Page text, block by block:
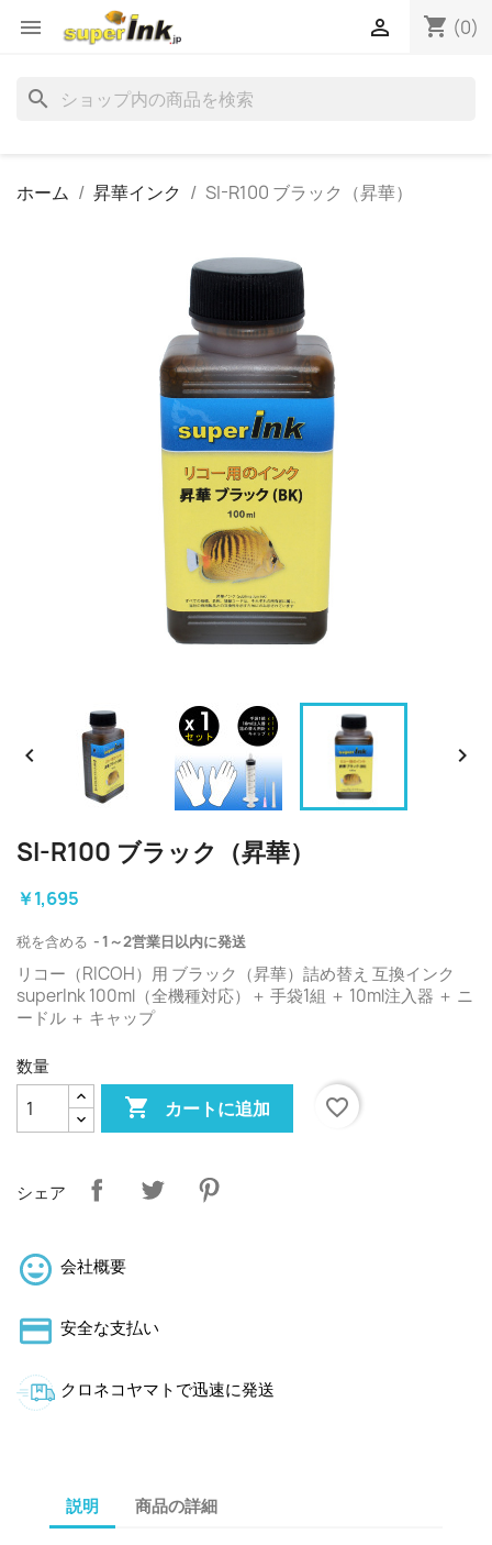
 shopping_cart (0)

search
ホーム 昇華インク SI-R100 ブラック（昇華）
 
SI-R100 ブラック（昇華）
￥1,695
税を含める 1～2営業日以内に発送
リコー（RICOH）用 ブラック（昇華）詰め替え 互換インク
superInk 100ml（全機種対応）＋ 手袋1組 ＋ 10ml注入器 ＋ ニ
ードル ＋ キャップ
数量
 カートに追加 favorite_border
シェア
会社概要
安全な支払い
クロネコヤマトで迅速に発送
説明 商品の詳細